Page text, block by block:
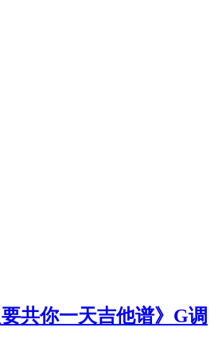
共你一天吉他谱》G调